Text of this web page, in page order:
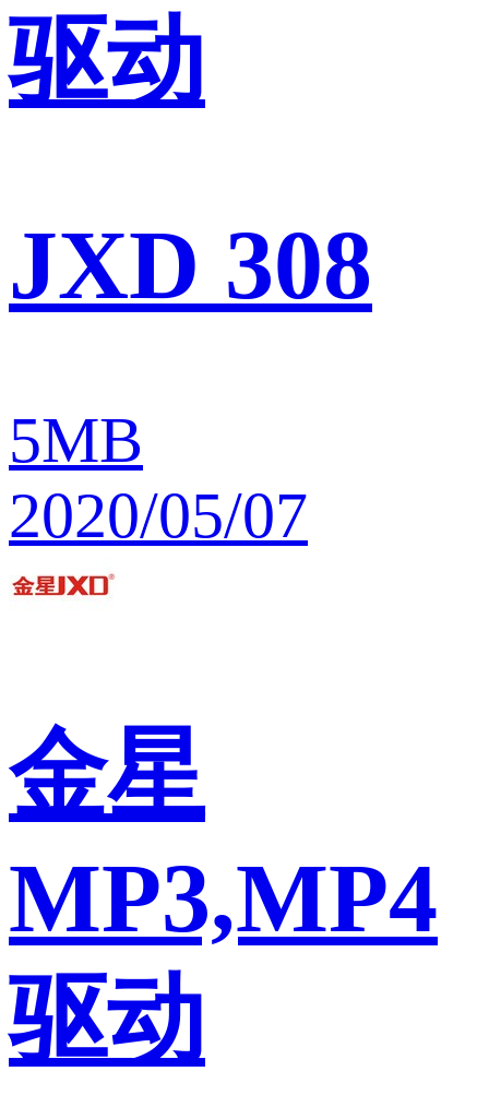
驱动
JXD 308
5MB
2020/05/07
金星
MP3,MP4
驱动